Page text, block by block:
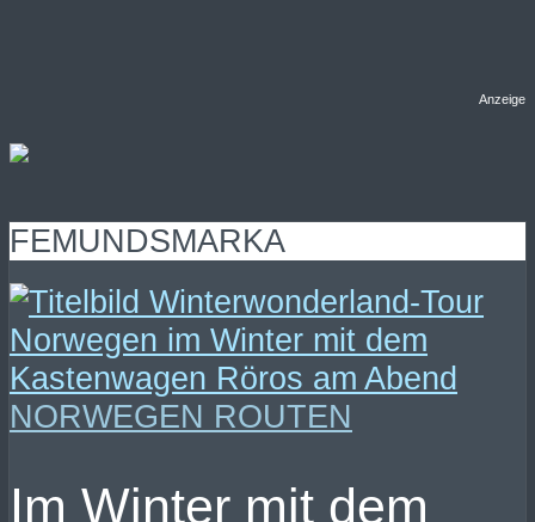
Anzeige
FEMUNDSMARKA
NORWEGEN ROUTEN
Im Winter mit dem